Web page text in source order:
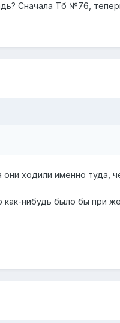
Сначала Тб №76,
они ходили именно туда,
как-нибудь было бы при